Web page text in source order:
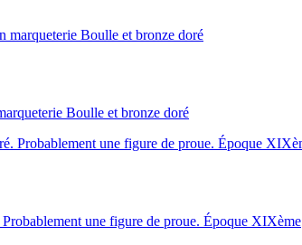
Boulle et bronze doré
une figure de proue. Époque XIXème